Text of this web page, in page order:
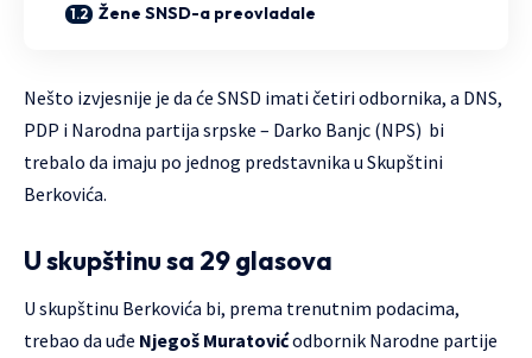
Žene SNSD-a preovladale
Nešto izvjesnije je da će SNSD imati četiri odbornika, a DNS,
PDP i Narodna partija srpske – Darko Banjc (NPS) bi
trebalo da imaju po jednog predstavnika u Skupštini
Berkovića.
U skupštinu sa 29 glasova
U skupštinu Berkovića bi, prema trenutnim podacima,
trebao da uđe Njegoš Muratovićodbornik Narodne partije